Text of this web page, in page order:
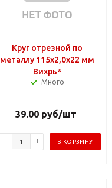
Круг отрезной по
металлу 115х2,0х22 мм
Вихрь*
Много
39.00 руб/шт
В КОРЗИНУ